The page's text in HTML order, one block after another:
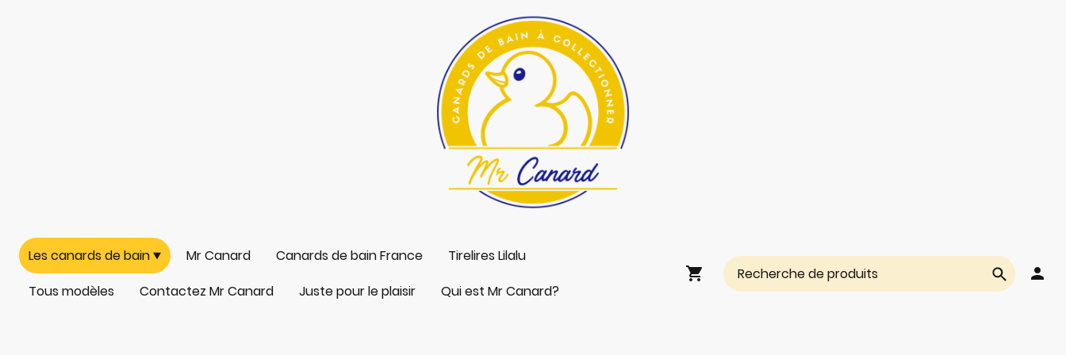
Les canards de bain Mr Canard Canards de bain France
Tirelires Lilalu
Tous modèles
Contactez Mr Canard Juste pour le plaisir Qui est Mr Canard?